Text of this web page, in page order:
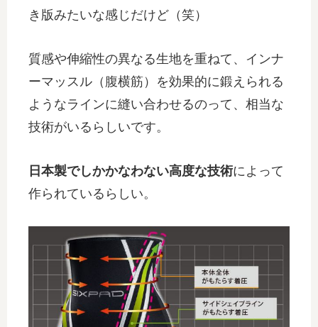
き版みたいな感じだけど（笑）
質感や伸縮性の異なる生地を重ねて、インナ
ーマッスル（腹横筋）を効果的に鍛えられる
ようなラインに縫い合わせるのって、相当な
技術がいるらしいです。
日本製でしかかなわない高度な技術によって
作られているらしい。